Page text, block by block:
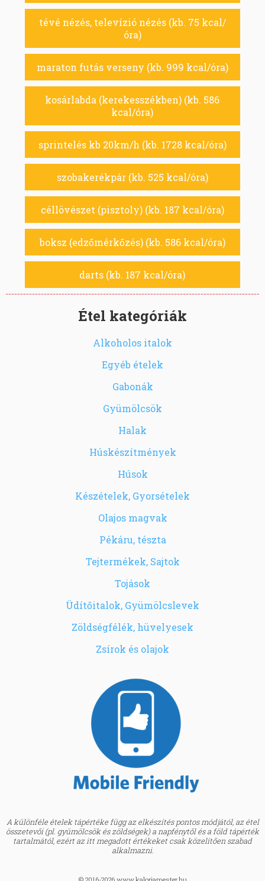
tévé nézés, televízió nézés (kb. 75 kcal/
óra)
maraton futás verseny (kb. 999 kcal/óra)
kosárlabda (kerekesszékben) (kb. 586
kcal/óra)
sprintelés kb 20km/h (kb. 1728 kcal/óra)
szobakerékpár (kb. 525 kcal/óra)
céllövészet (pisztoly) (kb. 187 kcal/óra)
boksz (edzőmérkőzés) (kb. 586 kcal/óra)
darts (kb. 187 kcal/óra)
Étel kategóriák
Alkoholos italok
Egyéb ételek
Gabonák
Gyümölcsök
Halak
Húskészítmények
Húsok
Készételek, Gyorsételek
Olajos magvak
Pékáru, tészta
Tejtermékek, Sajtok
Tojások
Üdítőitalok, Gyümölcslevek
Zöldségfélék, hüvelyesek
Zsírok és olajok
A különféle ételek tápértéke függ az elkészítés pontos módjától, az étel
összetevői (pl. gyümölcsök és zöldségek) a napfénytől és a föld tápérték
tartalmától, ezért az itt megadott értékeket csak közelítően szabad
alkalmazni.